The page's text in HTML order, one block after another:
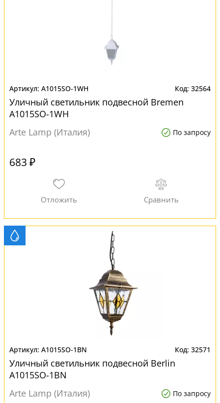
A1015SO-1WH 32564
Уличный светильник подвесной Bremen
A1015SO-1WH
Arte Lamp (Италия)
По запросу
683 ₽
A1015SO-1BN 32571
Уличный светильник подвесной Berlin
A1015SO-1BN
Arte Lamp (Италия)
По запросу